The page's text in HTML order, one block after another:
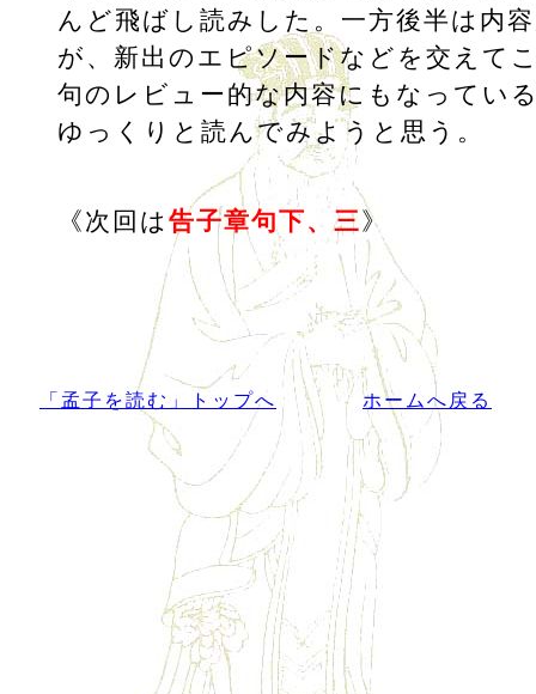
んど飛ばし読みした。一方後半は内
が、新出のエピソードなどを交えて
句のレビュー的な内容にもなってい
ゆっくりと読んでみようと思う。
《次回は 告子章句下、三》
「孟子を読む」トップへ ホームへ戻る